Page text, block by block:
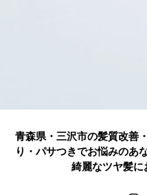
青森県・三沢市の髪質改善
り・パサつきでお悩みのあ
綺麗なツヤ髪に